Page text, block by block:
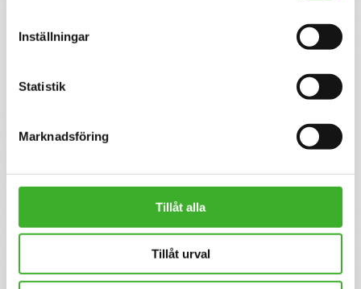
Inställningar
Statistik
Marknadsföring
Tillåt alla
Tillåt urval
Linnea Jäverup
E-mail me
SJR är ett av Sveriges ledande och mest erfarna bolag
inom rekrytering och konsultlösningar. Ända sedan starten
1993 har vi varit specialiserade inom såväl
personlighetsbedömning som de områden vi rekryterar
krav matcha rätt kompetens med rätt uppdragsgivare. Vi
erbjuder specialistkompetens inom ekonomi och finans,